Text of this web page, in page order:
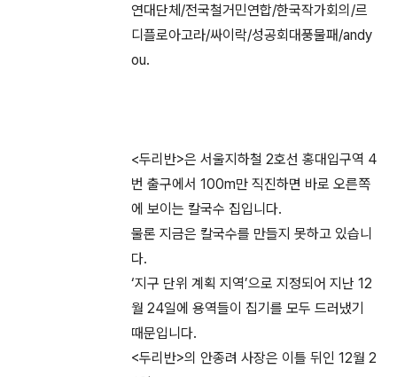
연대단체/전국철거민연합/한국작가회의/르
디플로아고라/싸이락/성공회대풍물패/andy
ou.
<두리반>은 서울지하철 2호선 홍대입구역 4
번 출구에서 100m만 직진하면 바로 오른쪽
에 보이는 칼국수 집입니다.
물론 지금은 칼국수를 만들지 못하고 있습니
다.
‘지구 단위 계획 지역’으로 지정되어 지난 12
월 24일에 용역들이 집기를 모두 드러냈기
때문입니다.
<두리반>의 안종려 사장은 이틀 뒤인 12월 2